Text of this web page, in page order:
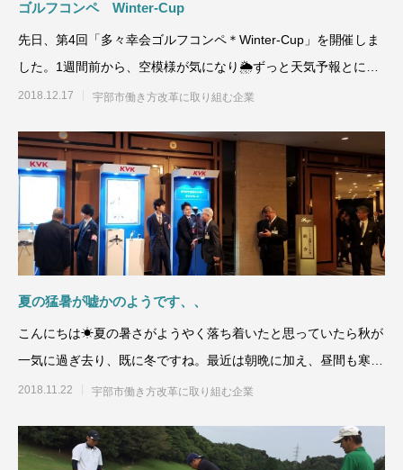
ゴルフコンペ Winter-Cup
先日、第4回「多々幸会ゴルフコンペ＊Winter-Cup」を開催しま
した。1週間前から、空模様が気になり🌦ずっと天気予報とにら
めっこでし
2018.12.17 宇部市働き方改革に取り組む企業
夏の猛暑が嘘かのようです、、
こんにちは☀夏の暑さがようやく落ち着いたと思っていたら秋が
一気に過ぎ去り、既に冬ですね。最近は朝晩に加え、昼間も寒く
なりましたね
2018.11.22 宇部市働き方改革に取り組む企業